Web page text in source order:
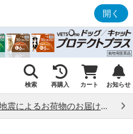
開く
検索 再購入 カート お知らせ
熊本県熊本地方で発生した地震によるお荷物のお届け状況について （7/28）